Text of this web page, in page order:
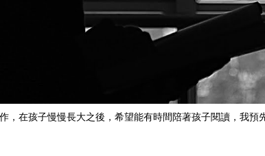
，在孩子慢慢長大之後，希望能有時間陪著孩子閱讀，我